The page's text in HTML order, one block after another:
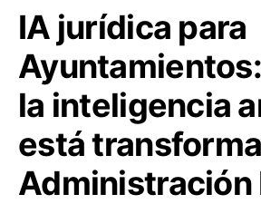
IA jurídica para
la inteligencia
está
Administración